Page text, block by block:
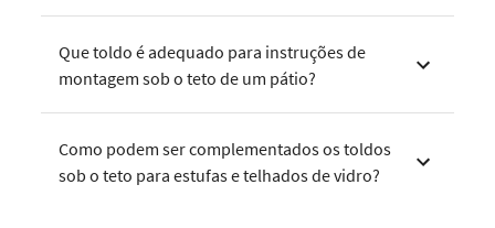
Que toldo é adequado para instruções de
montagem sob o teto de um pátio?
Como podem ser complementados os toldos
sob o teto para estufas e telhados de vidro?